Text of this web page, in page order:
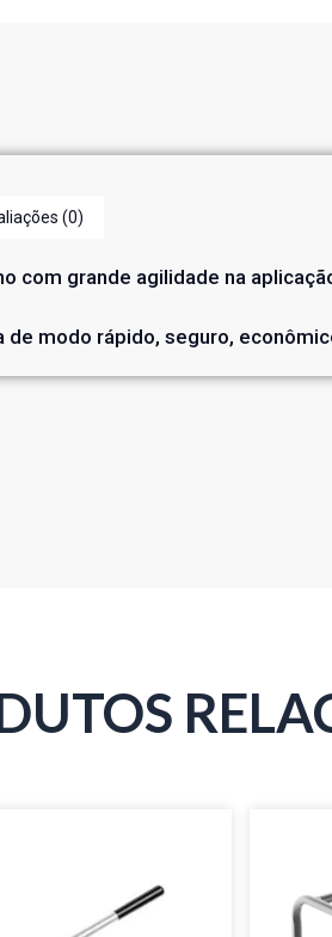
(0)
com grande agilidade na
de modo rápido, seguro,